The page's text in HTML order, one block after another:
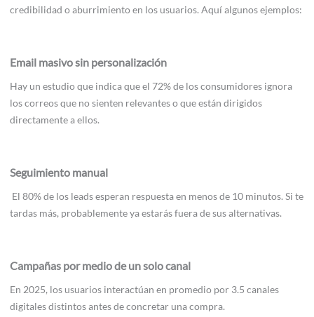
credibilidad o aburrimiento en los usuarios. Aquí algunos ejemplos:
Email masivo sin personalización
Hay un estudio que indica que el 72% de los consumidores ignora
los correos que no sienten relevantes o que están dirigidos
directamente a ellos.
Seguimiento manual
El 80% de los leads esperan respuesta en menos de 10 minutos. Si te
tardas más, probablemente ya estarás fuera de sus alternativas.
Campañas por medio de un solo canal
En 2025, los usuarios interactúan en promedio por 3.5 canales
digitales distintos antes de concretar una compra.